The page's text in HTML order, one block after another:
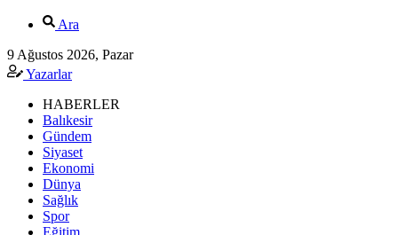
Ara
9 Ağustos 2026, Pazar
Yazarlar
HABERLER
Balıkesir
Gündem
Siyaset
Ekonomi
Dünya
Sağlık
Spor